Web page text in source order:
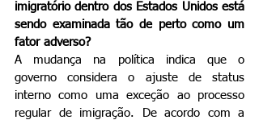
imigratório dentro dos Estados Unidos está
sendo examinada tão de perto como um
fator adverso?
A mudança na política indica que o
governo considera o ajuste de status
interno como uma exceção ao processo
regular de imigração. De acordo com a